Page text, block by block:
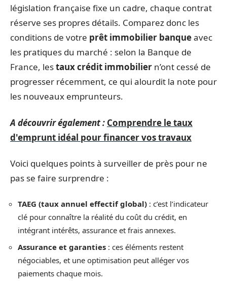
législation française fixe un cadre, chaque contrat
réserve ses propres détails. Comparez donc les
conditions de votre prêt immobilier banqueavec
les pratiques du marché : selon la Banque de
France, lestaux crédit immobilier n’ont cessé de
progresser récemment, ce qui alourdit la note pour
les nouveaux emprunteurs.
A découvrir également : Comprendre le taux
d'emprunt idéal pour financer vos travaux
Voici quelques points à surveiller de près pour ne
pas se faire surprendre :
TAEG (taux annuel effectif global) : c’est l’indicateur
clé pour connaître la réalité du coût du crédit, en
intégrant intérêts, assurance et frais annexes.
Assurance et garanties : ces éléments restent
négociables, et une optimisation peut alléger vos
paiements chaque mois.